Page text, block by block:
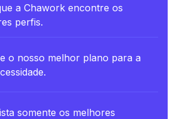
a Chawork encontre os
perfis.
o nosso melhor plano para a
somente os melhores